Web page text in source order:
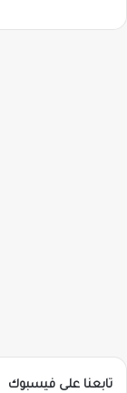
تابعنا على فيسبوك